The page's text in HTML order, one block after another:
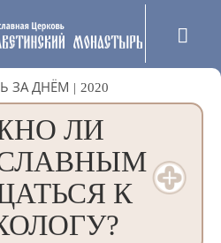
ЗА ДНЁМ | 2020
ЛИ
К